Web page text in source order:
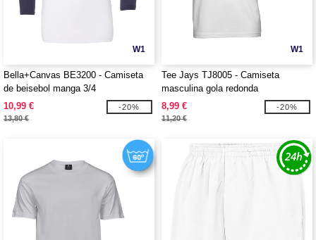
W1
Bella+Canvas BE3200 - Camiseta
de beisebol manga 3/4
10,99 €
13,80 €
-20%
W1
Tee Jays TJ8005 - Camiseta
masculina gola redonda
8,99 €
11,20 €
-20%